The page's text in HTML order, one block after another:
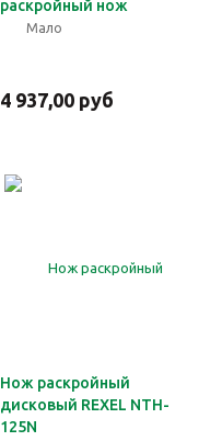
раскройный нож
Мало
4 937,00 руб
Нож раскройный
дисковый REXEL NTH-
125N